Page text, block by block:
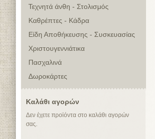
Τεχνητά άνθη - Στολισμός
Καθρέπτες - Κάδρα
Είδη Αποθήκευσης - Συσκευασίας
Χριστουγεννιάτικα
Πασχαλινά
Δωροκάρτες
Καλάθι αγορών
Δεν έχετε προϊόντα στο καλάθι αγορών
σας.